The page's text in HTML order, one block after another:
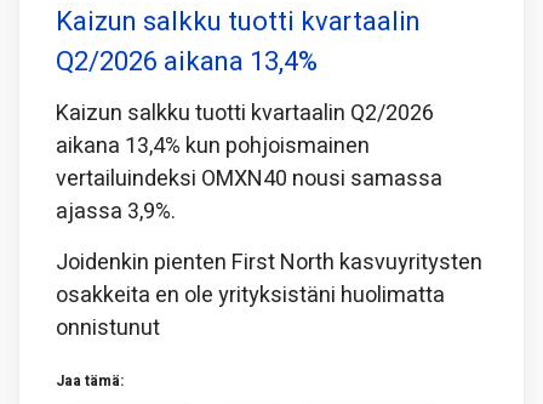
Kaizun salkku tuotti kvartaalin
Q2/2026 aikana 13,4%
Kaizun salkku tuotti kvartaalin Q2/2026
aikana 13,4% kun pohjoismainen
vertailuindeksi OMXN40 nousi samassa
ajassa 3,9%.
Joidenkin pienten First North kasvuyritysten
osakkeita en ole yrityksistäni huolimatta
onnistunut
Jaa tämä: